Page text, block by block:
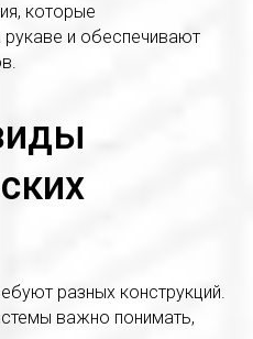
которые
и обеспечивают
разных конструкций.
важно понимать,